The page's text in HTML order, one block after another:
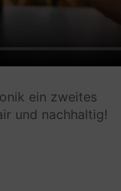
ein zweites
und nachhaltig!
nicht mehr
Opt-Out